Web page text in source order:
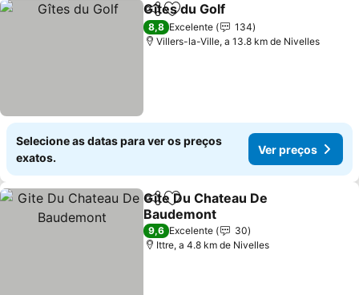
PartilharAdicionar aos favoritos
Gîtes du Golf
8,8 Excelente
134
Villers-la-Ville, a 13.8 km de Nivelles
Selecione as datas para ver os preços
exatos.
Ver preços
PartilharAdicionar aos favoritos
Gite Du Chateau De
Baudemont
Ver preços
9,6 Excelente
30
Ittre, a 4.8 km de Nivelles